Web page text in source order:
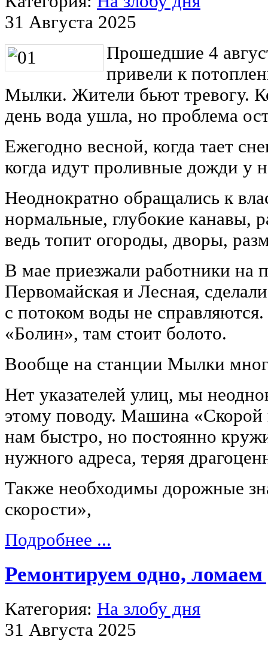
31 Августа 2025
Прошедшие 4
привели к
Мылки. Жители бьют тревогу.
день вода ушла, но проблема
Ежегодно весной, когда тает
когда идут проливные дожди у
Неоднократно обращались к
нормальные, глубокие канавы,
ведь топит огороды, дворы,
В мае приезжали работники на
Первомайская и Лесная,
с потоком воды не
«Болин», там стоит болото.
Вообще на станции Мылки
Нет указателей улиц, мы
этому поводу. Машина
нам быстро, но постоянно
нужного адреса, теряя
Также необходимы дорожные
скорости»,
Подробнее ...
Ремонтируем одно, ломаем
Категория: На злобу дня
31 Августа 2025